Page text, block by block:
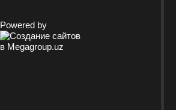
Powered by